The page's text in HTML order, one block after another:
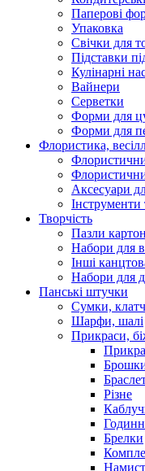
Паперові
Упаковка
Свічки для
Підставки
Кулінарні
Вайнери
Серветки
Форми для
Форми для
Флористика,
Аксесуари
Інструменти
Творчість
Пазли
Набори для
Інші
Набори для
Панські штучки
Сумки,
Шарфи, шалі
Прикраси,
Різне
Брелки